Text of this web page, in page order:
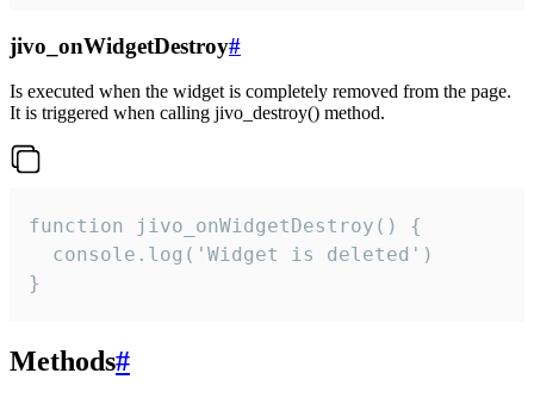
jivo_onWidgetDestroy#
Is executed when the widget is completely removed from the page.
It is triggered when calling jivo_destroy() method.
function jivo_onWidgetDestroy() {
  console.log('Widget is deleted')
}
Methods#